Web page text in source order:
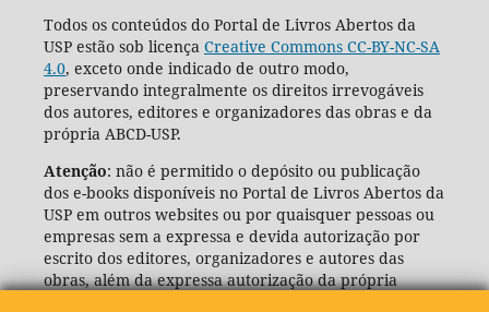
Todos os conteúdos do Portal de Livros Abertos da
USP estão sob licença Creative Commons CC-BY-NC-SA
4.0, exceto onde indicado de outro modo,
preservando integralmente os direitos irrevogáveis
dos autores, editores e organizadores das obras e da
própria ABCD-USP.
Atenção: não é permitido o depósito ou publicação
dos e-books disponíveis no Portal de Livros Abertos da
USP em outros websites ou por quaisquer pessoas ou
empresas sem a expressa e devida autorização por
escrito dos editores, organizadores e autores das
obras, além da expressa autorização da própria